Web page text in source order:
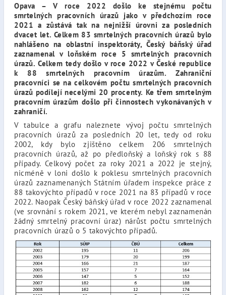
Opava – V roce 2022 došlo ke stejnému počtu
smrtelných pracovních úrazů jako v předchozím roce
2021 a zůstává tak na nejnižší úrovni za posledních
dvacet let. Celkem 83 smrtelných pracovních úrazů bylo
nahlášeno na oblastní inspektoráty, Český báňský úřad
zaznamenal v loňském roce 5 smrtelných pracovních
úrazů. Celkem tedy došlo v roce 2022 v České republice
k 88 smrtelných pracovním úrazům. Zahraniční
pracovníci se na celkovém počtu smrtelných pracovních
úrazů podílejí necelými 20 procenty. Ke třem smrtelným
pracovním úrazům došlo při činnostech vykonávaných v
zahraničí.
V tabulce a grafu naleznete vývoj počtu smrtelných
pracovních úrazů za posledních 20 let, tedy od roku
2002, kdy bylo zjištěno celkem 206 smrtelných
pracovních úrazů, až po předloňský a loňský rok s 88
případy. Celkový počet za roky 2021 a 2022 je stejný,
nicméně v loni došlo k poklesu smrtelných pracovních
úrazů zaznamenaných Státním úřadem inspekce práce z
88 takovýchto případů v roce 2021 na 83 případů v roce
2022. Naopak Český báňský úřad v roce 2022 zaznamenal
(ve srovnání s rokem 2021, ve kterém nebyl zaznamenán
žádný smrtelný pracovní úraz) nárůst počtu smrtelných
pracovních úrazů o 5 takovýchto případů.